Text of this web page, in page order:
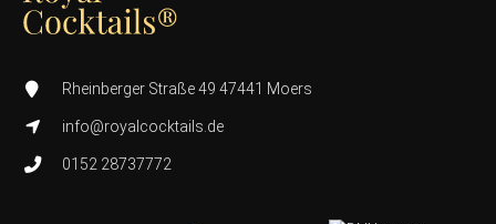
Rheinberger Straße 49 47441 Moers
info@royalcocktails.de
0152 28737772